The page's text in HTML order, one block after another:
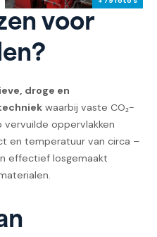
voor
droge en
waarbij vaste CO₂-
vervuilde oppervlakken
en temperatuur van circa –
effectief losgemaakt